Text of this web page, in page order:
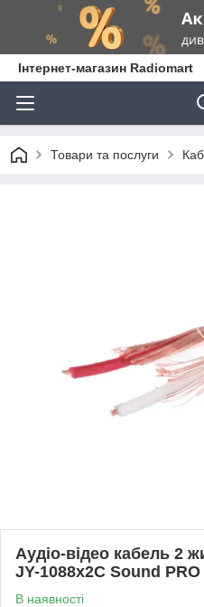
Інтернет-магазин Radiomart
Товари та послуги
Аудіо-відео кабель 2
JY-1088x2C Sound PRO
В наявності